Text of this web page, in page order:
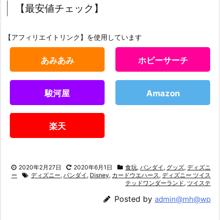
【最安値チェック】
【アフィリエイトリンク】を使用しています
あみあみ ホビーサーチ
駿河屋 Amazon
楽天
2020年2月27日 2020年6月1日 食玩, バンダイ , グッズ, ディズニ
ー
ディズニー, バンダイ , Disney, カードウエハース, ディズニー ツイス
テッドワンダーランド, ツイステ
Posted by admin@mh@wp